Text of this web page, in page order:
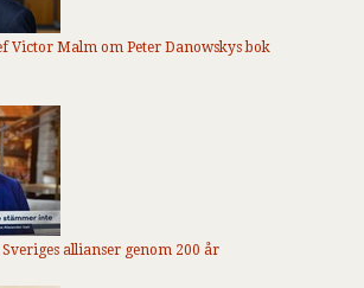
Victor Malm om Peter Danowskys bok
allianser genom 200 år